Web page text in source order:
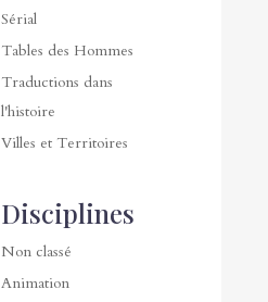
Sérial
Tables des Hommes
Traductions dans
l'histoire
Villes et Territoires
Disciplines
Non classé
Animation